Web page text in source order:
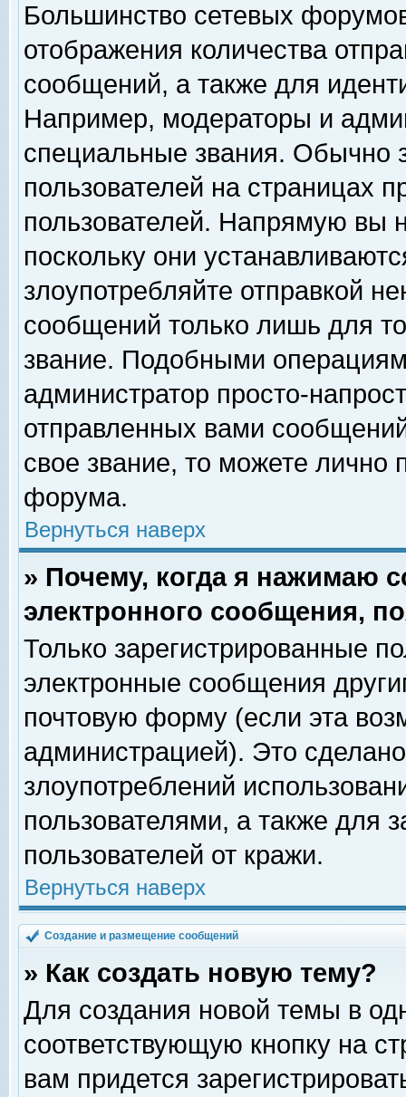
Большинство сетевых
отображения количества
сообщений, а также для
Например, модераторы и
специальные звания. Обычно
пользователей на страницах
пользователей. Напрямую вы
поскольку они
злоупотребляйте отправкой
сообщений только лишь для
звание. Подобными
администратор просто-
отправленных вами
свое звание, то можете лично
форума.
Вернуться наверх
» Почему, когда я нажимаю
электронного сообщения,
Только зарегистрированные
электронные сообщения
почтовую форму (если эта
администрацией). Это
злоупотреблений
пользователями, а также для
пользователей от кражи.
Вернуться наверх
Создание и размещение сообщений
» Как создать новую тему?
Для создания новой темы в
соответствующую кнопку на
вам придется